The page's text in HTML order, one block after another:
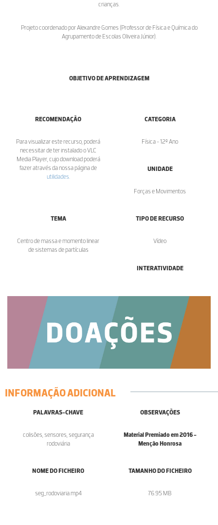
crianças.
Projeto coordenado por Alexandre Gomes (Professor de Física e Química do
Agrupamento de Escolas Oliveira Júnior).
OBJETIVO DE APRENDIZAGEM
RECOMENDAÇÃO
Para visualizar este recurso, poderá
necessitar de ter instalado o VLC
Media Player, cujo download poderá
fazer através da nossa página de
utilidades
CATEGORIA
Física - 12º Ano
UNIDADE
Forças e Movimentos
TEMA
Centro de massa e momento linear
de sistemas de partículas
TIPO DE RECURSO
Vídeo
INTERATIVIDADE
INFORMAÇÃO ADICIONAL
PALAVRAS-CHAVE
colisões, sensores, segurança
rodoviária
OBSERVAÇÕES
Material Premiado em 2016 -
Menção Honrosa
NOME DO FICHEIRO
seg_rodoviaria.mp4
TAMANHO DO FICHEIRO
76.95 MB